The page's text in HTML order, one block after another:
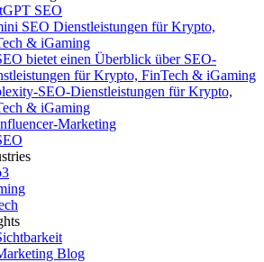
SEO
SEO Dienstleistungen für Krypto,
& iGaming
bietet einen Überblick über SEO-
für Krypto, FinTech & iGaming
SEO-Dienstleistungen für Krypto,
& iGaming
Marketing
Blog